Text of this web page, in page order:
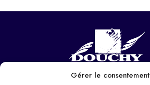
Gérer le consentement
NOUS CONTACTER